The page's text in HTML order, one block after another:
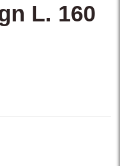
L. 160